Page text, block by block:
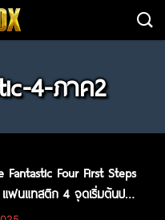
4-ภาค2
Fantastic Four First Steps
แฟนแทสติก 4 จุดเริ่มต้นปฐม